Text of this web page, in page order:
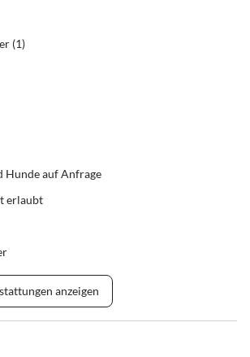
(1)
Hunde auf Anfrage
erlaubt
anzeigen